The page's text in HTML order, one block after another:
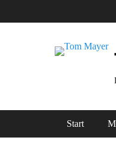
Inhalt
Start